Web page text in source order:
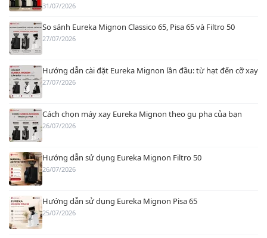
31/07/2026
So sánh Eureka Mignon Classico 65, Pisa 65 và Filtro 50
27/07/2026
Hướng dẫn cài đặt Eureka Mignon lần đầu: từ hạt đến cỡ xay
27/07/2026
Cách chọn máy xay Eureka Mignon theo gu pha của bạn
26/07/2026
Hướng dẫn sử dụng Eureka Mignon Filtro 50
26/07/2026
Hướng dẫn sử dụng Eureka Mignon Pisa 65
25/07/2026